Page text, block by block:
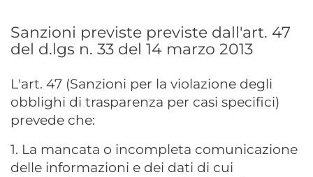
Sanzioni previste previste dall'art. 47
del d.lgs n. 33 del 14 marzo 2013
L'art. 47 (Sanzioni per la violazione degli
obblighi di trasparenza per casi specifici)
prevede che:
1. La mancata o incompleta comunicazione
delle informazioni e dei dati di cui